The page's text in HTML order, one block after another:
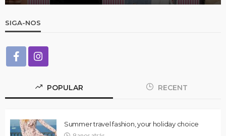
SIGA-NOS
POPULAR RECENT
Summer travel fashion, your holiday choice